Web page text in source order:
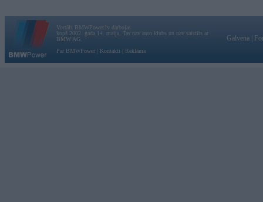
Vortāls BMWPower.lv darbojas
kopš 2002. gada 14. maija. Tas nav auto klubs un nav saistīts ar
BMW AG.
Par BMWPower
Kontakti Reklāma
Galvena